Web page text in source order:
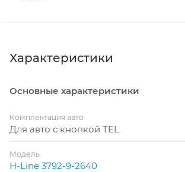
Характеристики
Основные характеристики
Комплектация авто
Для авто с кнопкой TEL
Модель
H-Line 3792-9-2640